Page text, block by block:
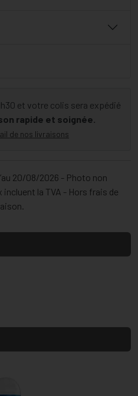
et votre colis sera expédié
rapide et soignée.
de nos livraisons
20/08/2026 - Photo non
la TVA - Hors frais de